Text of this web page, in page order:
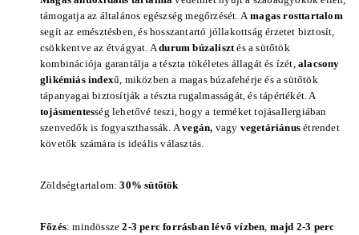
támogatja az általános egészség megőrzését. A magas rosttartalom
segít az emésztésben, és hosszantartó jóllakottság érzetet biztosít,
csökkentve az étvágyat. Adurum búzaliszt és a sütőtök
kombinációja garantálja a tészta tökéletes állagát és ízét,alacsony
glikémiás indexű, miközben a magas búzafehérje és a sütőtök
tápanyagai biztosítják a tészta rugalmasságát, és tápértékét. A
tojásmentesség lehetővé teszi, hogy a terméket tojásallergiában
szenvedők is fogyaszthassák. Avegán, vagy vegetáriánus étrendet
követők számára is ideális választás.
Zöldségtartalom:30% sütőtök
Főzés: mindössze2-3 perc forrásban lévő vízben majd 2-3 perc